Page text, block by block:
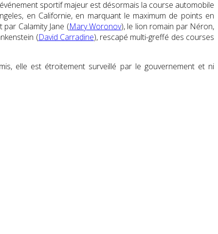
sportif majeur est désormais la course automobile
en Californie, en marquant le maximum de points en
Calamity Jane (Mary Woronov), le lion romain par Néron,
(David Carradine), rescapé multi-greffé des courses
elle est étroitement surveillé par le gouvernement et ni